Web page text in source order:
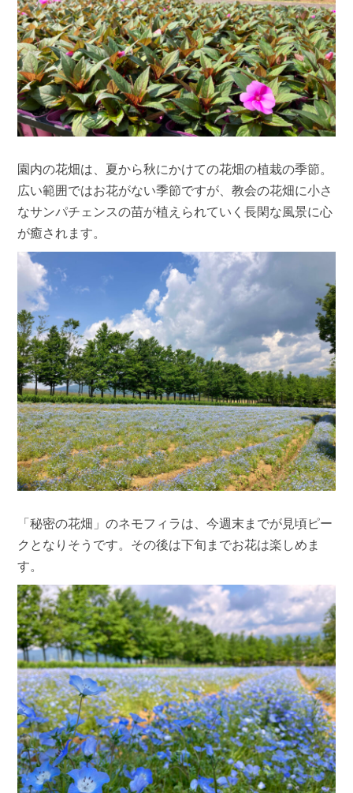
園内の花畑は、夏から秋にかけての花畑の植栽の季節。
広い範囲ではお花がない季節ですが、教会の花畑に小さ
なサンパチェンスの苗が植えられていく長閑な風景に心
が癒されます。
「秘密の花畑」のネモフィラは、今週末までが見頃ピー
クとなりそうです。その後は下旬までお花は楽しめま
す。